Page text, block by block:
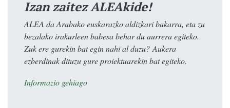
Izan zaitez ALEAkide!
ALEA da Arabako euskarazko aldizkari bakarra, eta zu
bezalako irakurleen babesa behar du aurrera egiteko.
Zuk ere gurekin bat egin nahi al duzu? Aukera
ezberdinak dituzu gure proiektuarekin bat egiteko.
Informazio gehiago